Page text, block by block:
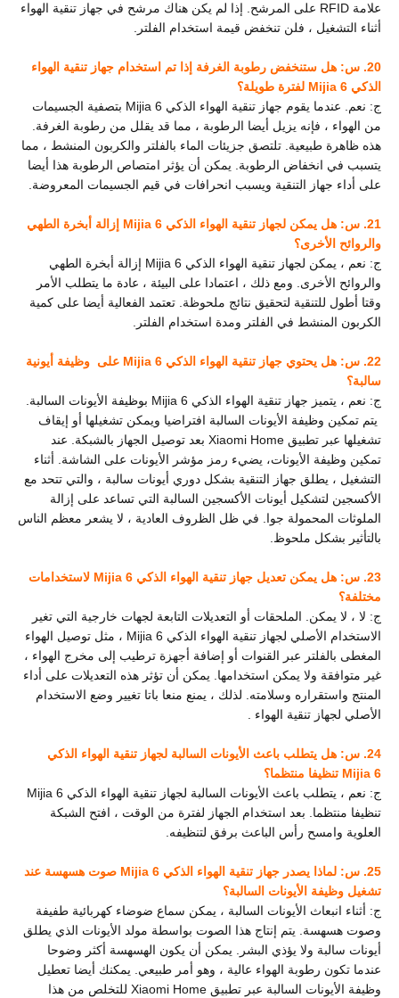
علامة RFID على المرشح. إذا لم يكن هناك مرشح في جهاز تنقية الهواء
أثناء التشغيل ، فلن تنخفض قيمة استخدام الفلتر.
20. س: هل ستنخفض رطوبة الغرفة إذا تم استخدام جهاز تنقية الهواء
الذكي Mijia 6 لفترة طويلة؟
ج: نعم. عندما يقوم جهاز تنقية الهواء الذكي Mijia 6 بتصفية الجسيمات
من الهواء ، فإنه يزيل أيضا الرطوبة ، مما قد يقلل من رطوبة الغرفة.
هذه ظاهرة طبيعية. تلتصق جزيئات الماء بالفلتر والكربون المنشط ، مما
يتسبب في انخفاض الرطوبة. يمكن أن يؤثر امتصاص الرطوبة هذا أيضا
على أداء جهاز التنقية ويسبب انحرافات في قيم الجسيمات المعروضة.
21. س: هل يمكن لجهاز تنقية الهواء الذكي Mijia 6 إزالة أبخرة الطهي
والروائح الأخرى؟
ج: نعم ، يمكن لجهاز تنقية الهواء الذكي Mijia 6 إزالة أبخرة الطهي
والروائح الأخرى. ومع ذلك ، اعتمادا على البيئة ، عادة ما يتطلب الأمر
وقتا أطول للتنقية لتحقيق نتائج ملحوظة. تعتمد الفعالية أيضا على كمية
الكربون المنشط في الفلتر ومدة استخدام الفلتر.
22. س: هل يحتوي جهاز تنقية الهواء الذكي Mijia 6 على
وظيفة أيونية
سالبة؟
ج: نعم ، يتميز جهاز تنقية الهواء الذكي Mijia 6
بوظيفة الأيونات السالبة.
يتم تمكين وظيفة الأيونات السالبة افتراضيا ويمكن تشغيلها أو إيقاف
تشغيلها عبر تطبيق Xiaomi Home بعد توصيل الجهاز بالشبكة. عند
تمكين وظيفة الأيونات، يضيء رمز مؤشر الأيونات على الشاشة. أثناء
التشغيل ، يطلق جهاز التنقية بشكل دوري أيونات سالبة ، والتي تتحد مع
الأكسجين لتشكيل أيونات الأكسجين السالبة التي تساعد على إزالة
الملوثات المحمولة جوا. في ظل الظروف العادية ، لا يشعر معظم الناس
بالتأثير بشكل ملحوظ.
23. س: هل يمكن تعديل جهاز تنقية الهواء الذكي Mijia 6 لاستخدامات
مختلفة؟
ج: لا ، لا يمكن. الملحقات أو التعديلات التابعة لجهات خارجية التي تغير
الاستخدام الأصلي لجهاز تنقية الهواء الذكي Mijia 6 ، مثل توصيل الهواء
المغطى بالفلتر عبر القنوات أو إضافة أجهزة ترطيب إلى مخرج الهواء ،
غير متوافقة ولا يمكن استخدامها. يمكن أن تؤثر هذه التعديلات على أداء
المنتج واستقراره وسلامته. لذلك ، يمنع منعا باتا تغيير وضع الاستخدام
الأصلي لجهاز تنقية الهواء
24. س: هل يتطلب
باعث الأيونات السالبة لجهاز تنقية الهواء الذكي
Mijia 6 تنظيفا منتظما؟
ج: نعم ،
يتطلب باعث الأيونات السالبة لجهاز تنقية الهواء الذكي Mijia 6
تنظيفا منتظما. بعد استخدام الجهاز لفترة من الوقت ، افتح الشبكة
العلوية وامسح رأس الباعث برفق لتنظيفه.
25. س: لماذا يصدر جهاز تنقية الهواء الذكي Mijia 6 صوت هسهسة عند
تشغيل وظيفة الأيونات السالبة؟
ج: أثناء انبعاث الأيونات السالبة ، يمكن سماع ضوضاء كهربائية طفيفة
وصوت هسهسة. يتم إنتاج هذا الصوت بواسطة مولد الأيونات الذي يطلق
أيونات سالبة ولا يؤذي البشر. يمكن أن يكون الهسهسة أكثر وضوحا
عندما تكون رطوبة الهواء عالية ، وهو أمر طبيعي. يمكنك أيضا تعطيل
وظيفة الأيونات السالبة
عبر تطبيق Xiaomi Home للتخلص من هذا